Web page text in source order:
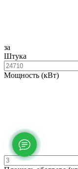
за
Штука
Мощность (кВт)